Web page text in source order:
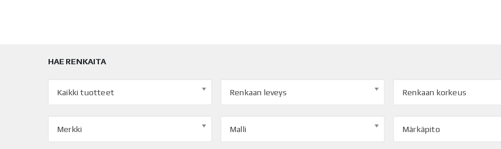
HAE RENKAITA
Kaikki tuotteet Renkaan leveys Renkaan korkeus
Merkki Malli Märkäpito